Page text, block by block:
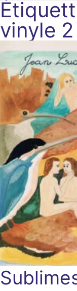
Aller
au
contenu
vinyle 2